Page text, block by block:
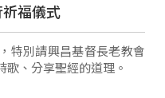
福儀式
特別請興昌基督長老教會
、分享聖經的道理。